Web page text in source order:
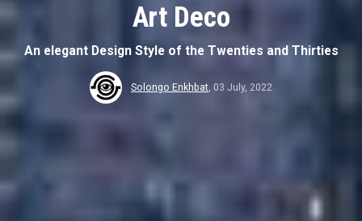
Art Deco
An elegant Design Style of the Twenties and Thirties
Solongo Enkhbat, 03 July, 2022